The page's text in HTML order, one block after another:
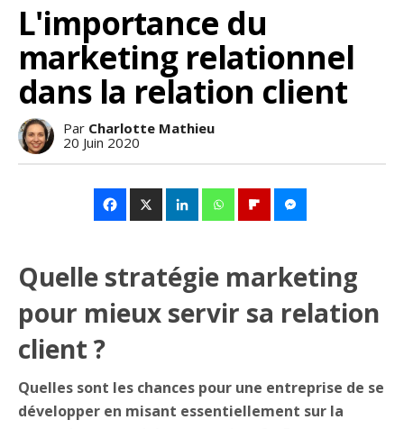
L'importance du
marketing relationnel
dans la relation client
Par Charlotte Mathieu
20 Juin 2020
Quelle stratégie marketing
pour mieux servir sa relation
client ?
Quelles sont les chances pour une entreprise de se
développer en misant essentiellement sur la